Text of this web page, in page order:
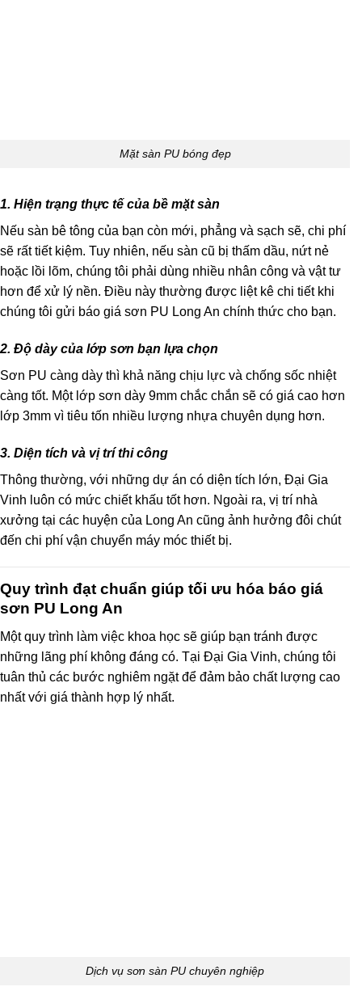
Mặt sàn PU bóng đẹp
1. Hiện trạng thực tế của bề mặt sàn
Nếu sàn bê tông của bạn còn mới, phẳng và sạch sẽ, chi phí
sẽ rất tiết kiệm. Tuy nhiên, nếu sàn cũ bị thấm dầu, nứt nẻ
hoặc lồi lõm, chúng tôi phải dùng nhiều nhân công và vật tư
hơn để xử lý nền. Điều này thường được liệt kê chi tiết khi
chúng tôi gửi báo giá sơn PU Long An chính thức cho bạn.
2. Độ dày của lớp sơn bạn lựa chọn
Sơn PU càng dày thì khả năng chịu lực và chống sốc nhiệt
càng tốt. Một lớp sơn dày 9mm chắc chắn sẽ có giá cao hơn
lớp 3mm vì tiêu tốn nhiều lượng nhựa chuyên dụng hơn.
3. Diện tích và vị trí thi công
Thông thường, với những dự án có diện tích lớn, Đại Gia
Vinh luôn có mức chiết khấu tốt hơn. Ngoài ra, vị trí nhà
xưởng tại các huyện của Long An cũng ảnh hưởng đôi chút
đến chi phí vận chuyển máy móc thiết bị.
Quy trình đạt chuẩn giúp tối ưu hóa báo giá
sơn PU Long An
Một quy trình làm việc khoa học sẽ giúp bạn tránh được
những lãng phí không đáng có. Tại Đại Gia Vinh, chúng tôi
tuân thủ các bước nghiêm ngặt để đảm bảo chất lượng cao
nhất với giá thành hợp lý nhất.
Dịch vụ sơn sàn PU chuyên nghiệp